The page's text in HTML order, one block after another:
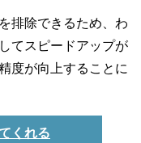
排除できるため、わ
てスピードアップが
度が向上することに
くれる